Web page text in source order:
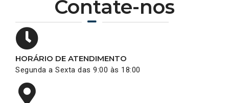
Contate-nos
HORÁRIO DE ATENDIMENTO
Segunda a Sexta das 9:00 às 18:00